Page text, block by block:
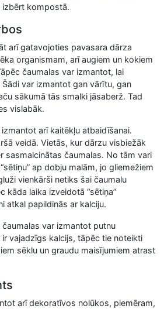
izbērt kompostā.
arī gatavojoties pavasara dārza
organismam, arī augiem un kokiem
čaumalas var izmantot, lai
var izmantot gan vārītu, gan
sākumā tās smalki jāsaberž. Tad
vislabāk.
arī kaitēkļu atbaidīšanai.
veidā. Vietās, kur dārzu visbiežāk
sasmalcinātas čaumalas. No tām vari
ap dobju malām, jo gliemežiem
vienkārši netiks šai čaumalu
kāda laika izveidotā “sētiņa”
atkal papildinās ar kalciju.
var izmantot putnu
vajadzīgs kalcijs, tāpēc tie noteikti
sēklu un graudu maisījumiem atrast
arī dekoratīvos nolūkos, piemēram,